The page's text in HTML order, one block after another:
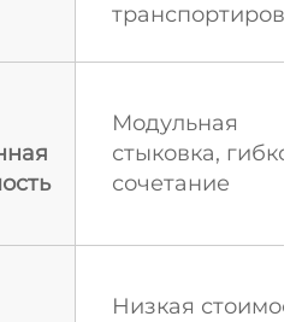
Модульная
стыковка,
сочетание
Низкая